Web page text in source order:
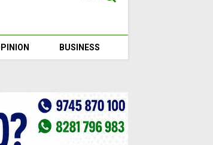
BUSINESS